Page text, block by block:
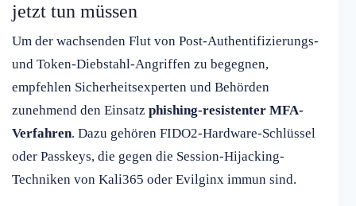
jetzt tun müssen
Um der wachsenden Flut von Post-Authentifizierungs-
und Token-Diebstahl-Angriffen zu begegnen,
empfehlen Sicherheitsexperten und Behörden
zunehmend den Einsatz phishing-resistenter MFA-
Verfahren. Dazu gehören FIDO2-Hardware-Schlüssel
oder Passkeys, die gegen die Session-Hijacking-
Techniken von Kali365 oder Evilginx immun sind.